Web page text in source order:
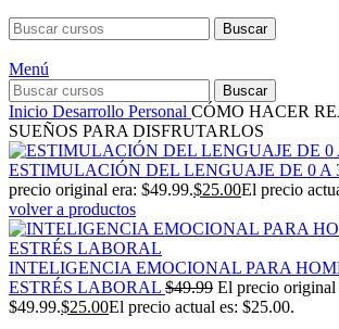
Buscar
Menú
Buscar
Inicio Desarrollo Personal CÓMO HACER
SUEÑOS PARA DISFRUTARLOS
ESTIMULACIÓN DEL LENGUAJE DE 0 A
precio original era: $49.99.$25.00El precio
volver a productos
INTELIGENCIA EMOCIONAL PARA
ESTRÉS LABORAL $49.99 El precio original
$49.99.$25.00El precio actual es: $25.00.